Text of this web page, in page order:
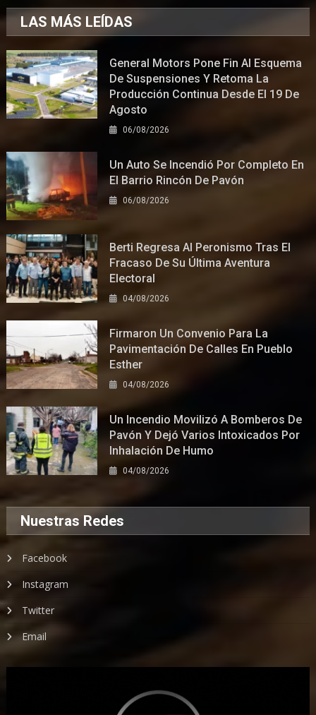
LAS MÁS LEÍDAS
General Motors Pone Fin Al Esquema
De Suspensiones Y Retoma La
Producción Continua Desde El 19 De
Agosto
06/08/2026
Un Auto Se Incendió Por Completo En
El Barrio Rincón De Pavón
06/08/2026
Berti Regresa Al Peronismo Tras El
Fracaso De Su Última Aventura
Electoral
04/08/2026
Firmaron Un Convenio Para La
Pavimentación De Calles En Pueblo
Esther
04/08/2026
Un Incendio Movilizó A Bomberos De
Pavón Y Dejó Varios Intoxicados Por
Inhalación De Humo
04/08/2026
Nuestras Redes
Facebook
Instagram
Twitter
Email